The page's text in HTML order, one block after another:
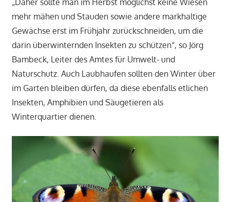
„Daher sollte man im Herbst möglichst keine Wiesen
mehr mähen und Stauden sowie andere markhaltige
Gewächse erst im Frühjahr zurückschneiden, um die
darin überwinternden Insekten zu schützen“, so Jörg
Bambeck, Leiter des Amtes für Umwelt- und
Naturschutz. Auch Laubhaufen sollten den Winter über
im Garten bleiben dürfen, da diese ebenfalls etlichen
Insekten, Amphibien und Säugetieren als
Winterquartier dienen.